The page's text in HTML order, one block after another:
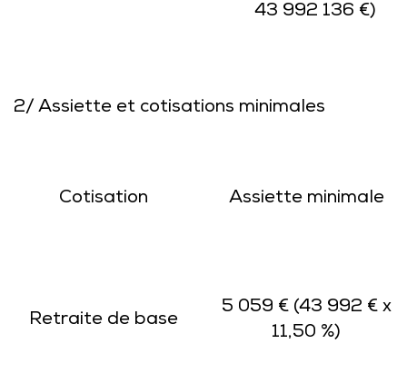
43 992 136 €)
2/ Assiette et cotisations minimales
Cotisation Assiette minimale
Retraite de base
5 059 € (43 992 € x
11,50 %)